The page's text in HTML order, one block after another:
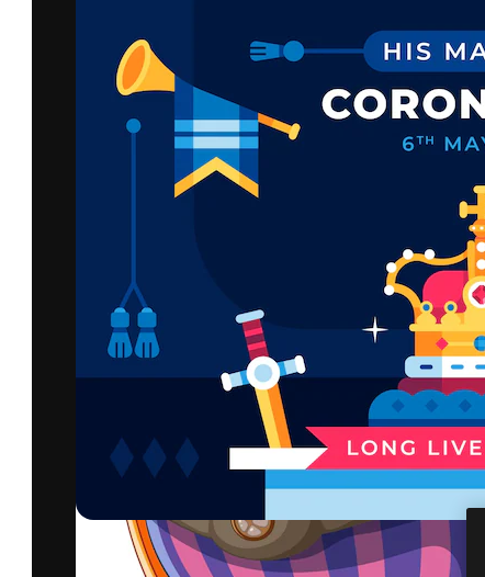
動画テンプレート
アイコン
3D モデル
フォント
最高のクリエイティブ制作を導くためのプラ
ットフォーム。クリエイター、企業、代理
店、スタジオを含む100万人以上が利用して
います。
AI
AI
AI
ス
ツ
Copyright © 2010-2026 Freepik Company S.L.U.